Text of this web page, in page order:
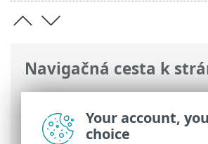
Navigačná cesta k
ESET Online pomocník>
On-Prem
>Špecifikácie>
operačné systémy
> macOS
Your account,
choice